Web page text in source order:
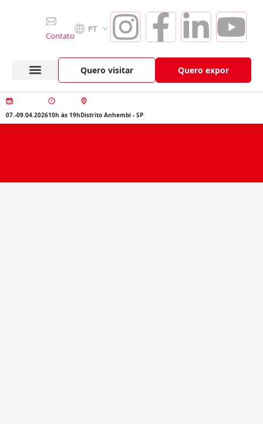
Contato
PT
Quero visitar Quero expor
07.-09.04.202610h às 19hDistrito Anhembi - SP